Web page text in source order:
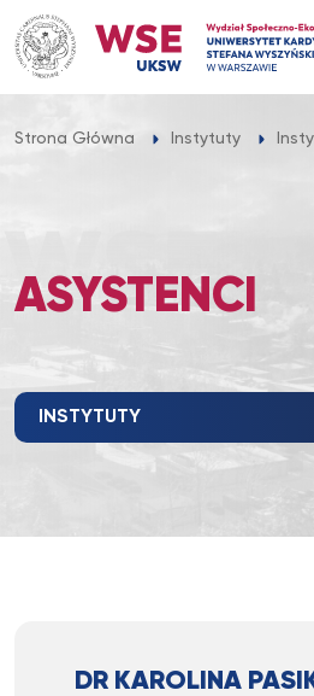
Przejdź
do
treści
Strona Główna Instytuty
ASYSTENCI
INSTYTUTY
DR KAROLINA